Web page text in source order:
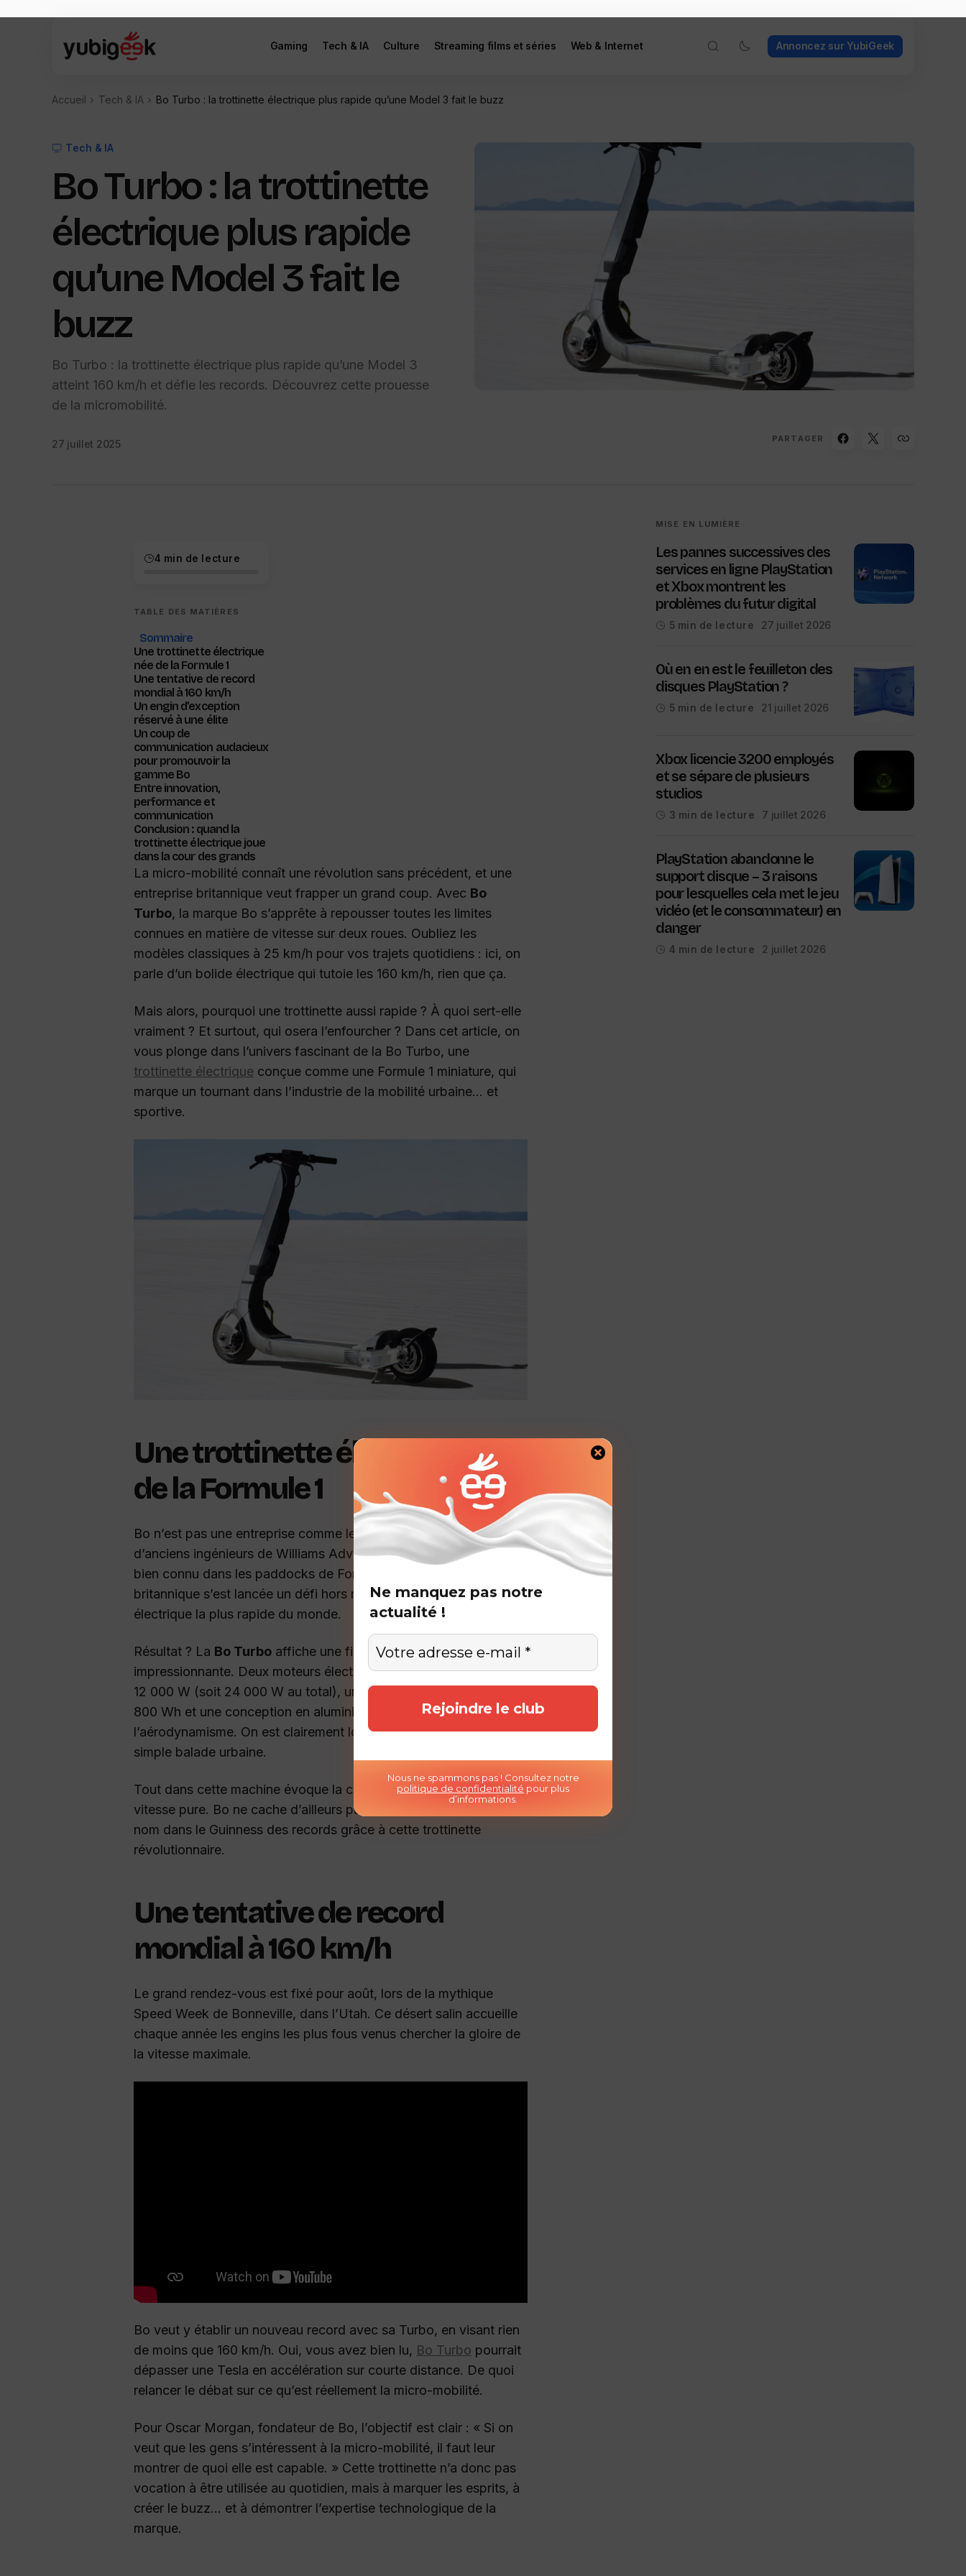
Gaming Tech & IA Culture Streaming films et séries Web & Internet Annoncez sur YubiGeek
Accueil Tech & IA Bo Turbo : la trottinette électrique plus rapide qu’une Model 3 fait le buzz
Tech & IA
Bo Turbo : la trottinette
électrique plus rapide
qu’une Model 3 fait le
buzz
Bo Turbo : la trottinette électrique plus rapide qu’une Model 3
atteint 160 km/h et défie les records. Découvrez cette prouesse
de la micromobilité.
27 juillet 2025 PARTAGER
4 min de lecture
TABLE DES MATIÈRES
Sommaire
Une trottinette électrique
née de la Formule 1
Une tentative de record
mondial à 160 km/h
Un engin d’exception
réservé à une élite
Un coup de
communication audacieux
pour promouvoir la
gamme Bo
Entre innovation,
performance et
communication
Conclusion : quand la
trottinette électrique joue
dans la cour des grands
La micro-mobilité connaît une révolution sans précédent, et une
entreprise britannique veut frapper un grand coup. Avec Bo
Turbo, la marque Bo s’apprête à repousser toutes les limites
connues en matière de vitesse sur deux roues. Oubliez les
modèles classiques à 25 km/h pour vos trajets quotidiens : ici, on
parle d’un bolide électrique qui tutoie les 160 km/h, rien que ça.
Mais alors, pourquoi une trottinette aussi rapide ? À quoi sert-elle
vraiment ? Et surtout, qui osera l’enfourcher ? Dans cet article, on
vous plonge dans l’univers fascinant de la Bo Turbo, une
trottinette électrique conçue comme une Formule 1 miniature, qui
marque un tournant dans l’industrie de la mobilité urbaine… et
sportive.
Une trottinette électrique née
de la Formule 1
Bo n’est pas une entreprise comme les autres. Fondée par
d’anciens ingénieurs de Williams Advanced Engineering, un nom
bien connu dans les paddocks de Formule 1, la marque
britannique s’est lancée un défi hors normes : créer la trottinette
électrique la plus rapide du monde.
Résultat ? La Bo Turbo affiche une fiche technique
impressionnante. Deux moteurs électriques développant chacun
12 000 W (soit 24 000 W au total), une batterie lithium-ion de 1
800 Wh et une conception en aluminium profilé taillée pour
l’aérodynamisme. On est clairement loin des modèles destinés à la
simple balade urbaine.
Tout dans cette machine évoque la course, la performance, et la
vitesse pure. Bo ne cache d’ailleurs pas son ambition : inscrire son
nom dans le Guinness des records grâce à cette trottinette
révolutionnaire.
Une tentative de record
mondial à 160 km/h
Le grand rendez-vous est fixé pour août, lors de la mythique
Speed Week de Bonneville, dans l’Utah. Ce désert salin accueille
chaque année les engins les plus fous venus chercher la gloire de
la vitesse maximale.
Bo veut y établir un nouveau record avec sa Turbo, en visant rien
de moins que 160 km/h. Oui, vous avez bien lu, Bo Turbo pourrait
dépasser une Tesla en accélération sur courte distance. De quoi
relancer le débat sur ce qu’est réellement la micro-mobilité.
Pour Oscar Morgan, fondateur de Bo, l’objectif est clair : « Si on
veut que les gens s’intéressent à la micro-mobilité, il faut leur
montrer de quoi elle est capable. » Cette trottinette n’a donc pas
vocation à être utilisée au quotidien, mais à marquer les esprits, à
créer le buzz… et à démontrer l’expertise technologique de la
marque.
Ne manquez pas notre
actualité !
Nous ne spammons pas ! Consultez notre
politique de confidentialité pour plus
d’informations.
MISE EN LUMIÈRE
Les pannes successives des
services en ligne PlayStation
et Xbox montrent les
problèmes du futur digital
5 min de lecture 27 juillet 2026
Où en en est le feuilleton des
disques PlayStation ?
5 min de lecture 21 juillet 2026
Xbox licencie 3200 employés
et se sépare de plusieurs
studios
3 min de lecture 7 juillet 2026
PlayStation abandonne le
support disque – 3 raisons
pour lesquelles cela met le jeu
vidéo (et le consommateur) en
danger
4 min de lecture 2 juillet 2026